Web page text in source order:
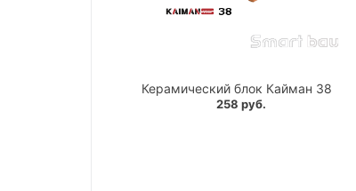
Керамический блок Кайман 38
258 руб.